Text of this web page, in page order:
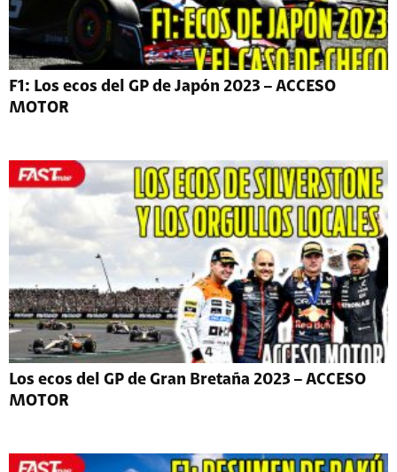
F1: Los ecos del GP de Japón 2023 – ACCESO
MOTOR
Los ecos del GP de Gran Bretaña 2023 – ACCESO
MOTOR